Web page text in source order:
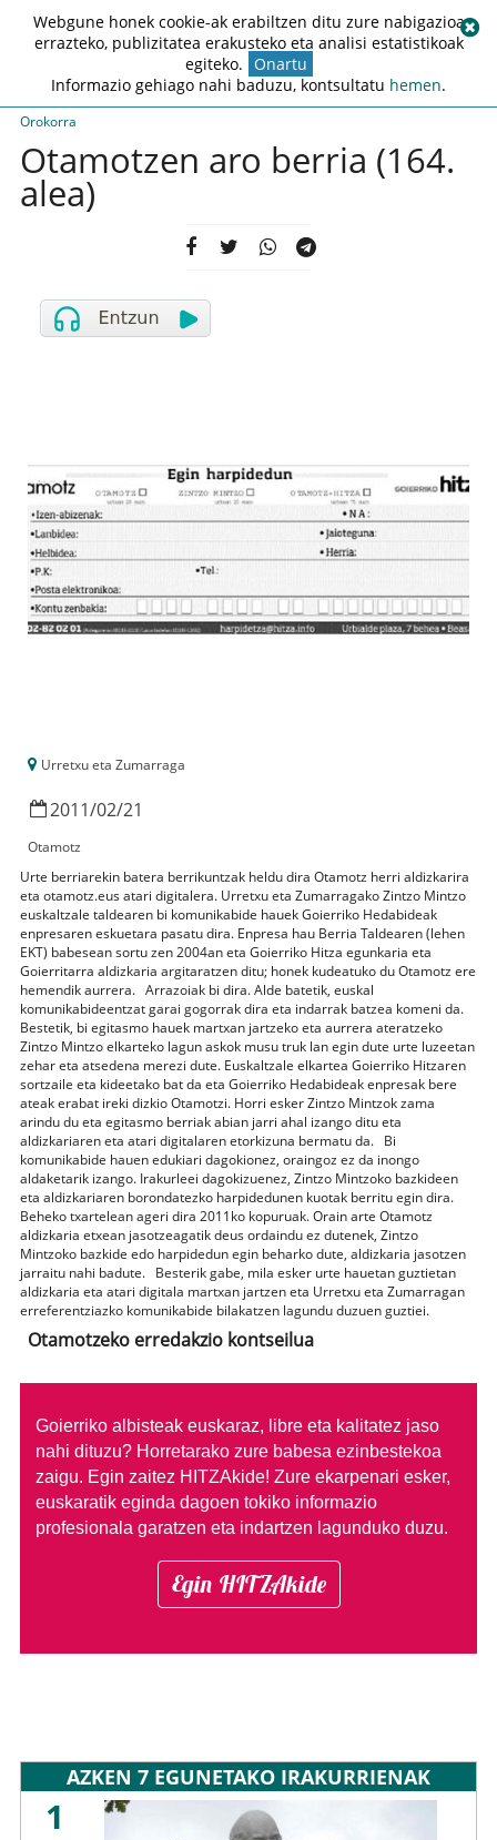
Orokorra
Otamotzen aro berria (164.
alea)
Urretxu eta Zumarraga
2011/02/21
Otamotz
Urte berriarekin batera berrikuntzak heldu dira Otamotz herri aldizkarira
eta otamotz.eus atari digitalera. Urretxu eta Zumarragako Zintzo Mintzo
euskaltzale taldearen bi komunikabide hauek Goierriko Hedabideak
enpresaren eskuetara pasatu dira. Enpresa hau Berria Taldearen (lehen
EKT) babesean sortu zen 2004an eta Goierriko Hitza egunkaria eta
Goierritarra aldizkaria argitaratzen ditu; honek kudeatuko du Otamotz ere
hemendik aurrera. Arrazoiak bi dira. Alde batetik, euskal
komunikabideentzat garai gogorrak dira eta indarrak batzea komeni da.
Bestetik, bi egitasmo hauek martxan jartzeko eta aurrera ateratzeko
Zintzo Mintzo elkarteko lagun askok musu truk lan egin dute urte luzeetan
zehar eta atsedena merezi dute. Euskaltzale elkartea Goierriko Hitzaren
sortzaile eta kideetako bat da eta Goierriko Hedabideak enpresak bere
ateak erabat ireki dizkio Otamotzi. Horri esker Zintzo Mintzok zama
arindu du eta egitasmo berriak abian jarri ahal izango ditu eta
aldizkariaren eta atari digitalaren etorkizuna bermatu da. Bi
komunikabide hauen edukiari dagokionez, oraingoz ez da inongo
aldaketarik izango. Irakurleei dagokizuenez, Zintzo Mintzoko bazkideen
eta aldizkariaren borondatezko harpidedunen kuotak berritu egin dira.
Beheko txartelean ageri dira 2011ko kopuruak. Orain arte Otamotz
aldizkaria etxean jasotzeagatik deus ordaindu ez dutenek, Zintzo
Mintzoko bazkide edo harpidedun egin beharko dute, aldizkaria jasotzen
jarraitu nahi badute. Besterik gabe, mila esker urte hauetan guztietan
aldizkaria eta atari digitala martxan jartzen eta Urretxu eta Zumarragan
erreferentziazko komunikabide bilakatzen lagundu duzuen guztiei.
Otamotzeko erredakzio kontseilua
Goierriko albisteak euskaraz, libre eta kalitatez jaso
nahi dituzu? Horretarako zure babesa ezinbestekoa
zaigu. Egin zaitez HITZAkide! Zure ekarpenari esker,
euskaratik eginda dagoen tokiko informazio
profesionala garatzen eta indartzen lagunduko duzu.
Egin HITZAkide
AZKEN 7 EGUNETAKO IRAKURRIENAK
1
Webgune honek cookie-ak erabiltzen ditu zure nabigazioa
errazteko, publizitatea erakusteko eta analisi estatistikoak
egiteko. Onartu
Informazio gehiago nahi baduzu, kontsultatu hemen.